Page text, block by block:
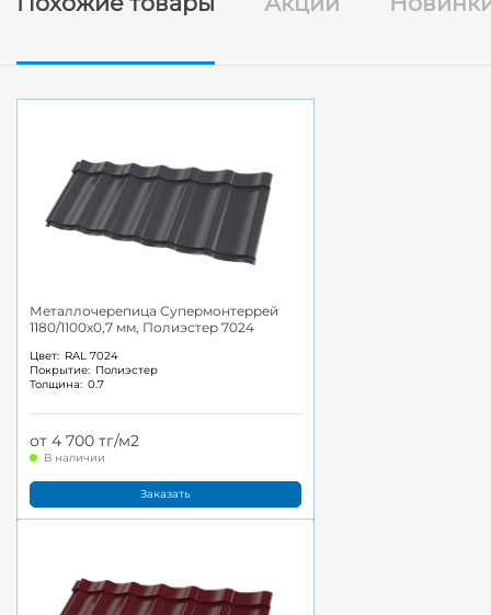
Металлочерепица Супермонтеррей
1180/1100x0,7 мм, Полиэстер 7024
Цвет: RAL 7024
Покрытие: Полиэстер
Толщина: 0.7
от 4 700 тг/м2
В наличии
Заказать